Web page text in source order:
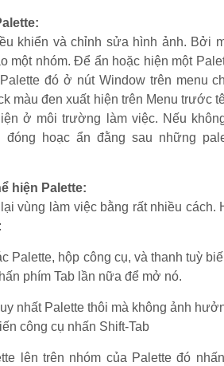
khiển và chỉnh sửa hình ảnh. Bởi
một nhóm. Để ẩn hoặc hiện một
đó ở nút Window trên menu
màu đen xuất hiện trên Menu trước
ở môi trường làm việc. Nếu
đóng hoạc ẩn đằng sau những
hiện Palette:
vùng làm việc bằng rất nhiều cách.
Palette, hộp công cụ, và thanh tuỳ
phím Tab lần nữa để mở nó.
nhất Palette thôi mà không ảnh
công cụ nhấn Shift-Tab
lên trên nhóm của Palette đó